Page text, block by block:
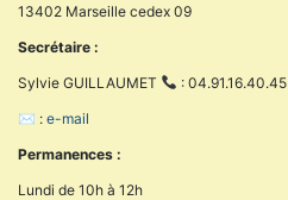
13402 Marseille cedex 09
Secrétaire :
Sylvie GUILLAUMET
: 04.91.16.40.45
✉ : e-mail
Permanences :
Lundi de 10h à 12h